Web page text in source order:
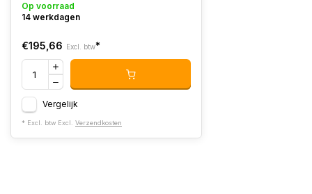
Op voorraad
14 werkdagen
€195,66 Excl. btw*
Vergelijk
* Excl. btw Excl. Verzendkosten